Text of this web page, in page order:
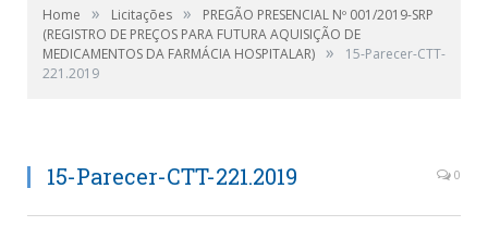
Home » Licitações »
PREGÃO PRESENCIAL Nº 001/2019-SRP
(REGISTRO DE PREÇOS PARA FUTURA AQUISIÇÃO DE
MEDICAMENTOS DA FARMÁCIA HOSPITALAR) »
15-Parecer-CTT-
221.2019
15-Parecer-CTT-221.2019 0